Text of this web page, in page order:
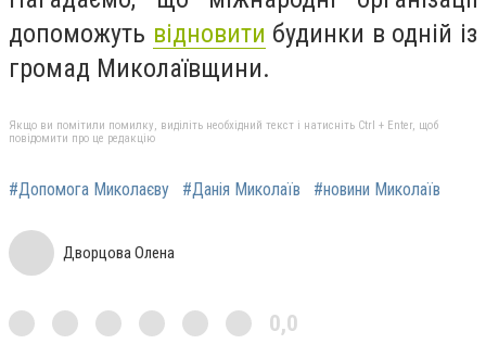
допоможуть відновити будинки в одній із
громад Миколаївщини.
Якщо ви помітили помилку, виділіть необхідний текст і натисніть Ctrl + Enter, щоб
повідомити про це редакцію
#Допомога Миколаєву #Данія Миколаїв #новини Миколаїв
Дворцова Олена
0,0